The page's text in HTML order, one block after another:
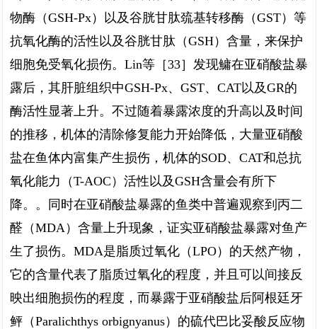
物酶（GSH-Px）以及谷胱甘肽巯基转移酶（GST）等
抗氧化酶的活性以及谷胱甘肽（GSH）含量，来保护
细胞免受氧化损伤。Lin等［33］发现鳙在亚硝酸盐暴
露后，其肝脏组织中GSH-Px、GST、CAT以及GR的
酶活性显著上升。不过随着暴露浓度的升高以及时间
的推移，机体的清除修复能力开始降低，大量亚硝酸
盐在鱼体内富集产生损伤，机体的SOD、CAT和总抗
氧化能力（T-AOC）活性以及GSH含量会有所下
降。。同时在亚硝酸盐暴露的鱼类中普遍观察到丙二
醛（MDA）含量上升现象，证实亚硝酸盐暴露对鱼产
生了损伤。MDA是脂质过氧化（LPO）的天然产物，
它的含量代表了脂质过氧化的程度，并且可以间接反
映出细胞损伤的程度，而暴露于亚硝酸盐后阿根廷牙
鲆（Paralichthys orbignyanus）的硫代巴比妥酸反应物